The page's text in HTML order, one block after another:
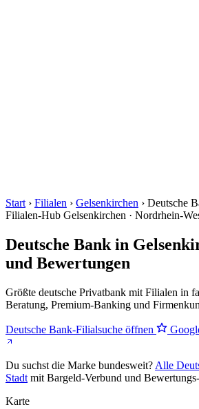
Start › Filialen › Gelsenkirchen › Deutsche
Filialen-Hub Gelsenkirchen · Nordrhein-
Deutsche Bank in
und Bewertungen
Größte deutsche Privatbank mit Filialen in
Beratung, Premium-Banking und
Deutsche Bank-Filialsuche öffnen
Du suchst die Marke bundesweit? Alle
Stadt mit Bargeld-Verbund und
Karte